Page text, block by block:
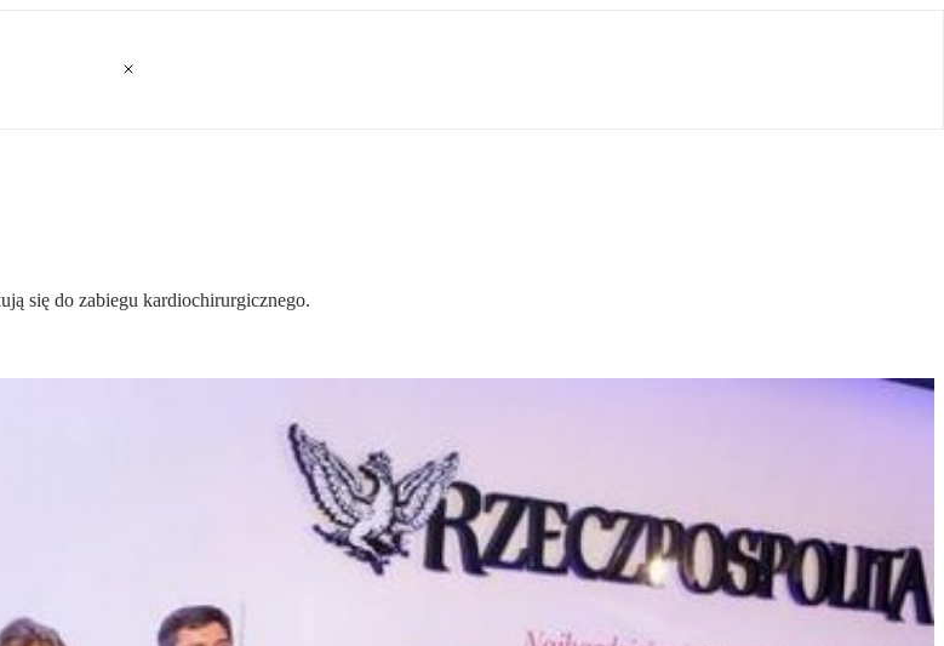
się do zabiegu kardiochirurgicznego.